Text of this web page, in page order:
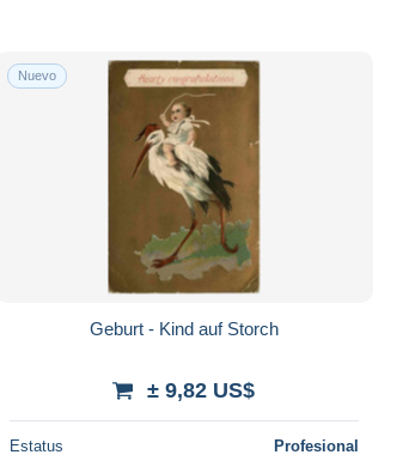
Nuevo
Geburt - Kind auf Storch
± 9,82 US$
Estatus Profesional